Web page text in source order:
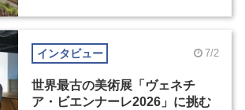
インタビュー 7/2
世界最古の美術展「ヴェネチ
ア・ビエンナーレ2026」に挑む